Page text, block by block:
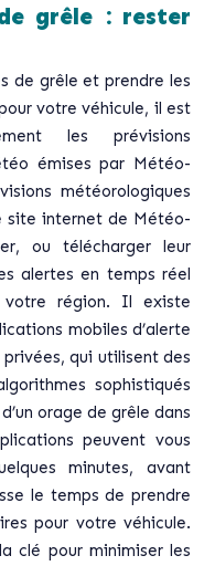
grêle : rester
de grêle et prendre les
votre véhicule, il est
les prévisions
émises par Météo-
météorologiques
site internet de Météo-
ou télécharger leur
alertes en temps réel
région. Il existe
mobiles d’alerte
qui utilisent des
sophistiqués
orage de grêle dans
peuvent vous
minutes, avant
le temps de prendre
pour votre véhicule.
clé pour minimiser les